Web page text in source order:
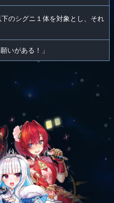
のシグニ１体を対象とし、それ
いがある！」